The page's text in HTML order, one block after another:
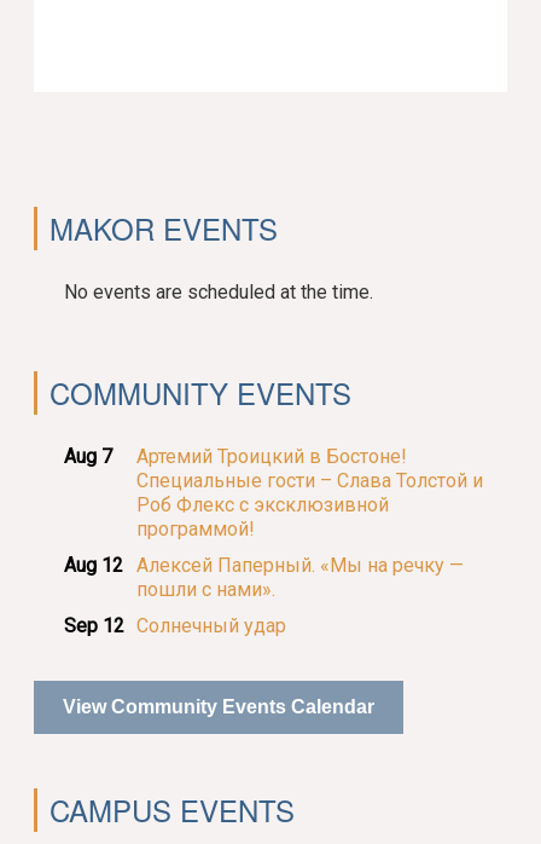
MAKOR EVENTS
No events are scheduled at the time.
COMMUNITY EVENTS
Aug 7
Артемий Троицкий в Бостоне!
Специальные гости – Слава Толстой и
Роб Флекс с эксклюзивной
программой!
Aug 12 Алексей Паперный. «Мы на речку —
пошли с нами».
Sep 12 Солнечный удар
View Community Events Calendar
CAMPUS EVENTS